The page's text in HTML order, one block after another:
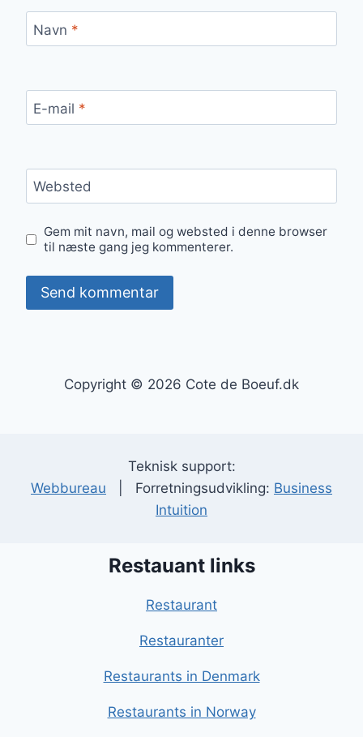
Navn *
E-mail *
Websted
Gem mit navn, mail og websted i denne browser
til næste gang jeg kommenterer.
Copyright © 2026 Cote de Boeuf.dk
Teknisk support:
Webbureau | Forretningsudvikling: Business
Intuition
Restauant links
Restaurant
Restauranter
Restaurants in Denmark
Restaurants in Norway